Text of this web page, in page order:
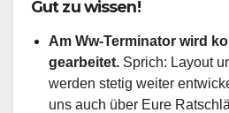
Gut zu wissen!
Am Ww-Terminator wird
gearbeitet. Sprich: Layout
werden stetig weiter
uns auch über Eure